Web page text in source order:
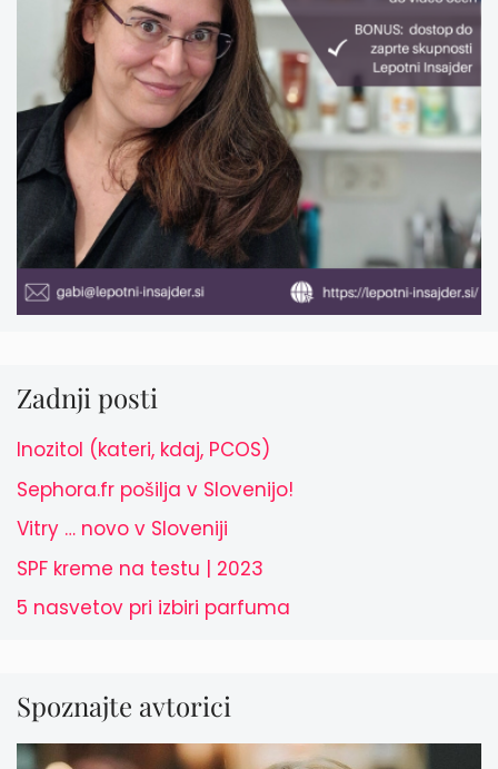
Zadnji posti
Inozitol (kateri, kdaj, PCOS)
Sephora.fr pošilja v Slovenijo!
Vitry … novo v Sloveniji
SPF kreme na testu | 2023
5 nasvetov pri izbiri parfuma
Spoznajte avtorici